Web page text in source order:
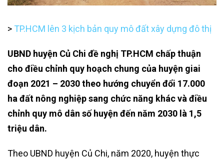
> TP.HCM lên 3 kịch bản quy mô đất xây dựng đô thị
UBND huyện Củ Chi đề nghị TP.HCM chấp thuận
cho điều chỉnh quy hoạch chung của huyện giai
đoạn 2021 – 2030 theo hướng chuyển đổi 17.000
ha đất nông nghiệp sang chức năng khác và điều
chỉnh quy mô dân số huyện đến năm 2030 là 1,5
triệu dân.
Theo UBND huyện Củ Chi, năm 2020, huyện thực